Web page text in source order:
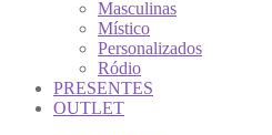
Masculinas
Místico
Personalizados
Ródio
PRESENTES
OUTLET